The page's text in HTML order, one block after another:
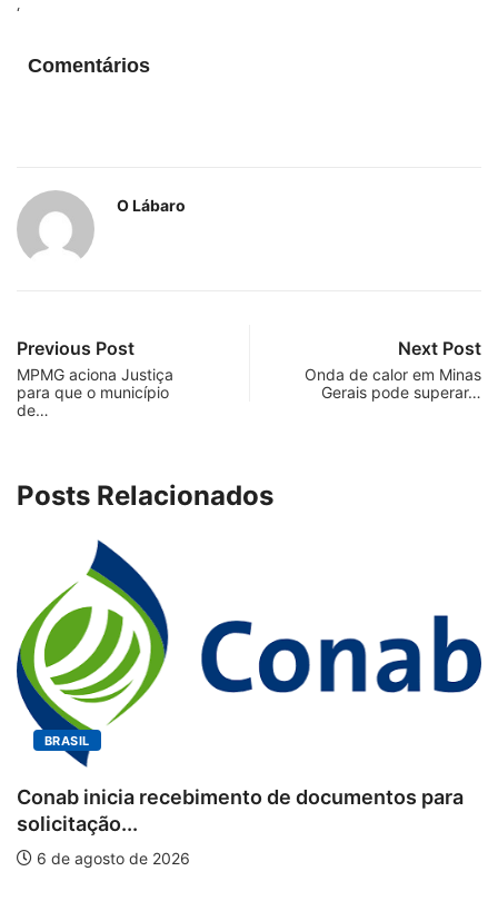
‘
Comentários
O Lábaro
Previous Post
MPMG aciona Justiça
para que o município
de…
Next Post
Onda de calor em Minas
Gerais pode superar…
Posts Relacionados
BRASIL
Conab inicia recebimento de documentos para
solicitação...
6 de agosto de 2026